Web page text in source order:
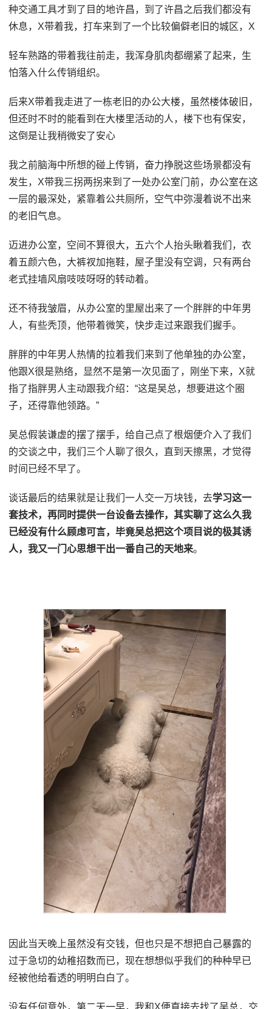
种交通工具才到了目的地许昌，到了许昌之后我们都没有
休息，X带着我，打车来到了一个比较偏僻老旧的城区，X
轻车熟路的带着我往前走，我浑身肌肉都绷紧了起来，生
怕落入什么传销组织。
后来X带着我走进了一栋老旧的办公大楼，虽然楼体破旧，
但还时不时的能看到在大楼里活动的人，楼下也有保安，
这倒是让我稍微安了安心
我之前脑海中所想的碰上传销，奋力挣脱这些场景都没有
发生，X带我三拐两拐来到了一处办公室门前，办公室在这
一层的最深处，紧靠着公共厕所，空气中弥漫着说不出来
的老旧气息。
迈进办公室，空间不算很大，五六个人抬头瞅着我们，衣
着五颜六色，大裤衩加拖鞋，屋子里没有空调，只有两台
老式挂墙风扇吱吱呀呀的转动着。
还不待我皱眉，从办公室的里屋出来了一个胖胖的中年男
人，有些秃顶，他带着微笑，快步走过来跟我们握手。
胖胖的中年男人热情的拉着我们来到了他单独的办公室，
他跟X很是熟络，显然不是第一次见面了，刚坐下来，X就
指了指胖男人主动跟我介绍：“这是吴总，想要进这个圈
子，还得靠他领路。”
吴总假装谦虚的摆了摆手，给自己点了根烟便介入了我们
的交谈之中，我们三个人聊了很久，直到天擦黑，才觉得
时间已经不早了。
谈话最后的结果就是让我们一人交一万块钱，去学习这一
套技术，再同时提供一台设备去操作，其实聊了这么久我
已经没有什么顾虑可言，毕竟吴总把这个项目说的极其诱
人，我又一门心思想干出一番自己的天地来。
因此当天晚上虽然没有交钱，但也只是不想把自己暴露的
过于急切的幼稚招数而已，现在想想似乎我们的种种早已
经被他给看透的明明白白了。
没有任何意外，第二天一早，我和X便直接去找了吴总，交